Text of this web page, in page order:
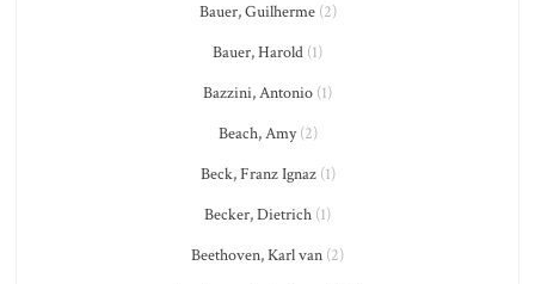
Bauer, Guilherme(2)
Bauer, Harold (1)
Bazzini, Antonio (1)
Beach, Amy(2)
Beck, Franz Ignaz(1)
Becker, Dietrich (1)
Beethoven, Karl van (2)